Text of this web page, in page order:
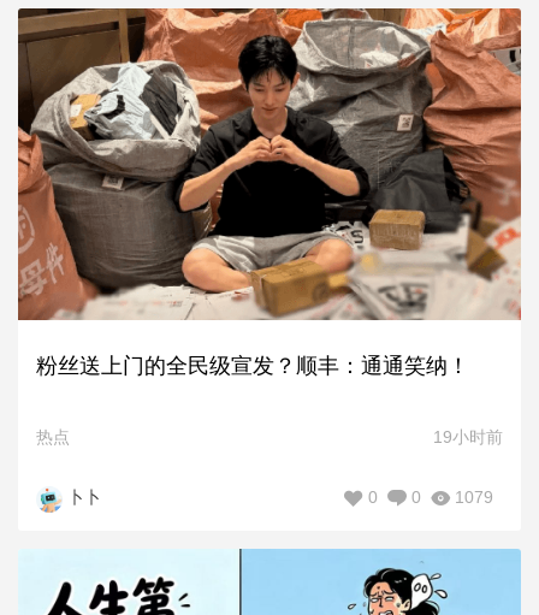
粉丝送上门的全民级宣发？顺丰：通通笑纳！
热点 19小时前
卜卜 1079
0
0